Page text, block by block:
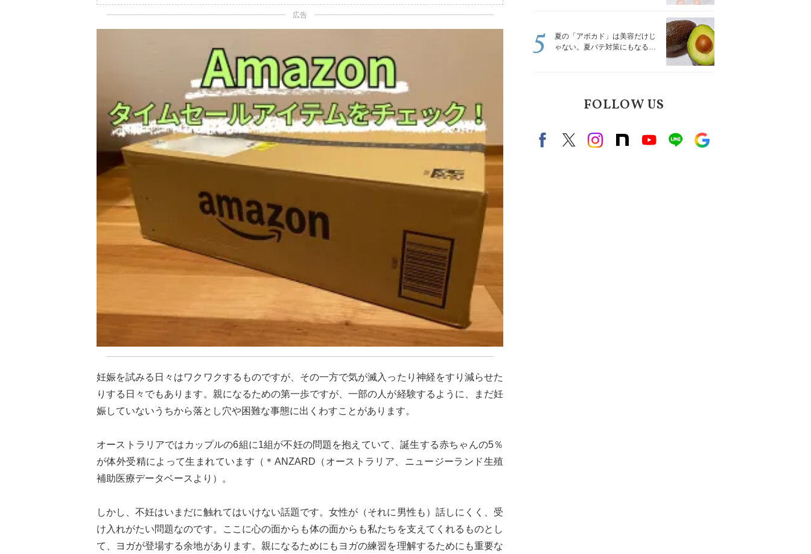
広告
妊娠を試みる日々はワクワクするものですが、その一方で気が滅入ったり神経をすり減らせた
りする日々でもあります。親になるための第一歩ですが、一部の人が経験するように、まだ妊
娠していないうちから落とし穴や困難な事態に出くわすことがあります。
オーストラリアではカップルの6組に1組が不妊の問題を抱えていて、誕生する赤ちゃんの5％
が体外受精によって生まれています（＊ANZARD（オーストラリア、ニュージーランド生殖
補助医療データベースより）。
しかし、不妊はいまだに触れてはいけない話題です。女性が（それに男性も）話しにくく、受
け入れがたい問題なのです。ここに心の面からも体の面からも私たちを支えてくれるものとし
て、ヨガが登場する余地があります。親になるためにもヨガの練習を理解するためにも重要な
夏の「アボカド」は美容だけじ
ゃない。夏バテ対策にもなる意
5
FOLLOW US
FacebookX（旧twitter）
instagram
note Youtubeline